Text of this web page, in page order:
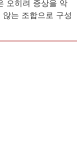
오히려 증상을 악
는 조합으로 구성